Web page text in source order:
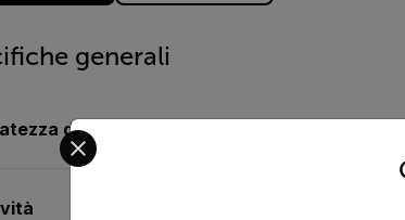
generali
di base temperatura (IR)
Select your preferred country and